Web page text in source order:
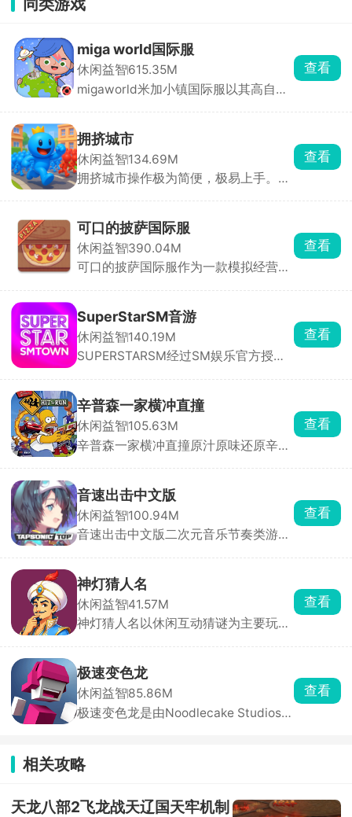
miga world国际服
休闲益智615.35M
migaworld米加小镇国际服以其高自由
探索，与不同的角色展开互动，一起打
卡多个地点场景，环境内所有的物品全
都能点击互动，搭建各种建筑物，还有
惊喜彩蛋等你去发现，书写你的小镇故
查看
拥挤城市
休闲益智134.69M
拥挤城市操作极为简便，极易上手。在
意穿梭。游戏规则通俗易懂，当你的小
人群体数量超过其他玩家时，便能将对
方的小人纳入麾下，让自己的队伍愈发
壮大；反之，若己方人数处于劣势，就
第一名的桂冠。别看游戏玩法简单直
白，实则暗藏诸多技巧。何时主动出
击、何时暂避锋芒，都需要玩家精心谋
划。每一次决策都可能影响战局走向，
去探索其中的奥秘。快来加入这场刺激
的挑战，看看你能否凭借智慧与策略，
在这座拥挤的城市中称霸一方！
查看
可口的披萨国际服
休闲益智390.04M
可口的披萨国际服作为一款模拟经营兼
故事。可口的披萨国际服主要采用点击
放置操作方式，在披萨上涂抹酱料，放
置食材，最后进行拖动切割，根据顾客
的口味需求，使用各种各样的食材进行
查看
SuperStarSM音游
休闲益智140.19M
SUPERSTARSM经过SM娱乐官方授
到判定线的瞬间点击屏幕完成击打，精
准敲击即可积累分数、推进曲目演奏。
除此之外，游戏还搭载了完整的闯关养
成体系与实时PK竞技两大核心系统。满
查看
辛普森一家横冲直撞
休闲益智105.63M
辛普森一家横冲直撞原汁原味还原辛普
角色，在春田镇三大片区自由探索，驾
驶数十种风格迥异的载具，每辆车拥有
独立加速曲线与碰撞反馈，适配不同角
色性格。玩法融合竞速、跑酷、道具收
查看
音速出击中文版
休闲益智100.94M
音速出击中文版二次元音乐节奏类游
内容，能够更好的让各位玩家了解世界
观背景。跟随着音乐节奏开启指尖挑
战，非常考验玩家的手速和反应力，达
成关卡任务成就，获得丰厚的奖励。
查看
神灯猜人名
休闲益智41.57M
神灯猜人名以休闲互动猜谜为主要玩
世界中的人物都可以，然后神灯就会开
始对玩家提问，玩家只需要回答是或不
是，几轮下来神灯就会猜到这个人。除
了最基础的问答，游戏还设置了很多其
查看
极速变色龙
休闲益智85.86M
极速变色龙是由Noodlecake Studios打
注于操作与节奏。游戏独创变色系统，
角色自动前进，玩家只需通过双按钮控
下平台颜色一致才能安全落地。
查看
相关攻略
天龙八部2飞龙战天辽国天牢机制